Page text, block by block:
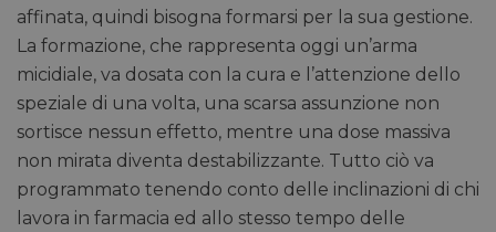
affinata, quindi bisogna formarsi per la sua gestione.
La formazione, che rappresenta oggi un’arma
micidiale, va dosata con la cura e l’attenzione dello
speziale di una volta, una scarsa assunzione non
sortisce nessun effetto, mentre una dose massiva
non mirata diventa destabilizzante. Tutto ciò va
programmato tenendo conto delle inclinazioni di chi
lavora in farmacia ed allo stesso tempo delle